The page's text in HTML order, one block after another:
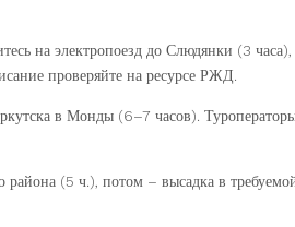
на электропоезд до Слюдянки (3 часа),
проверяйте на ресурсе РЖД.
в Монды (6–7 часов).
района (5 ч.), потом – высадка в